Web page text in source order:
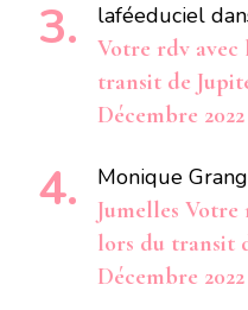
laféeduciel
Votre rdv avec
transit de
Décembre
Monique
Jumelles
lors du transit
Décembre